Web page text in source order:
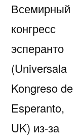
Всемирный
конгресс
эсперанто
(Universala
Kongreso de
Esperanto,
UK) из-за